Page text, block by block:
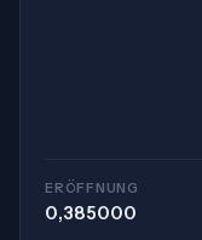
ERÖFFNUNG
0,385000